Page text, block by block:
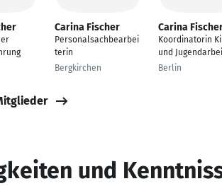
Carina Fischer
Personalsachbearbei
terin
Bergkirchen
Carina
Koordinatorin
und
Berlin
und